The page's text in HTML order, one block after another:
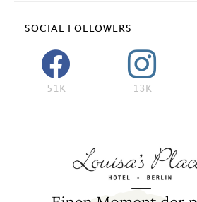
SOCIAL FOLLOWERS
51K 13K